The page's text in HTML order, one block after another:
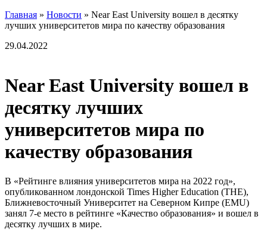
Главная » Новости » Near East University вошел в десятку
лучших университетов мира по качеству образования
29.04.2022
Near East University вошел в
десятку лучших
университетов мира по
качеству образования
В «Рейтинге влияния университетов мира на 2022 год»,
опубликованном лондонской Times Higher Education (THE),
Ближневосточный Университет на Северном Кипре (EMU)
занял 7-е место в рейтинге «Качество образования» и вошел в
десятку лучших в мире.